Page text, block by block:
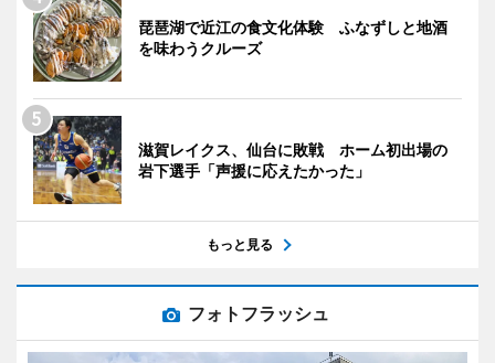
琵琶湖で近江の食文化体験 ふなずしと地酒
を味わうクルーズ
滋賀レイクス、仙台に敗戦 ホーム初出場の
岩下選手「声援に応えたかった」
もっと見る
フォトフラッシュ